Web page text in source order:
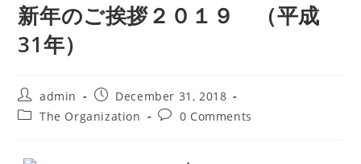
新年のご挨拶２０１９ （平成
31年）
Post
author:
admin
Post
published:
December 31, 2018
PostThe Organization
Post0 Comments